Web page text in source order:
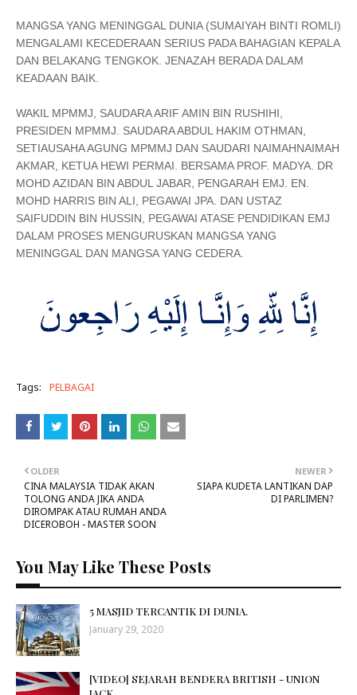
MANGSA YANG MENINGGAL DUNIA (SUMAIYAH BINTI ROMLI)
MENGALAMI KECEDERAAN SERIUS PADA BAHAGIAN KEPALA
DAN BELAKANG TENGKOK. JENAZAH BERADA DALAM
KEADAAN BAIK.
WAKIL MPMMJ, SAUDARA ARIF AMIN BIN RUSHIHI,
PRESIDEN MPMMJ. SAUDARA ABDUL HAKIM OTHMAN,
SETIAUSAHA AGUNG MPMMJ DAN SAUDARI NAIMAHNAIMAH
AKMAR, KETUA HEWI PERMAI. BERSAMA PROF. MADYA. DR
MOHD AZIDAN BIN ABDUL JABAR, PENGARAH EMJ. EN.
MOHD HARRIS BIN ALI, PEGAWAI JPA. DAN USTAZ
SAIFUDDIN BIN HUSSIN, PEGAWAI ATASE PENDIDIKAN EMJ
DALAM PROSES MENGURUSKAN MANGSA YANG
MENINGGAL DAN MANGSA YANG CEDERA.
Tags: PELBAGAI
NEWER
SIAPA KUDETA LANTIKAN DAP
DI PARLIMEN?
OLDER
CINA MALAYSIA TIDAK AKAN
TOLONG ANDA JIKA ANDA
DIROMPAK ATAU RUMAH ANDA
DICEROBOH - MASTER SOON
You May Like These Posts
5 MASJID TERCANTIK DI DUNIA.
January 29, 2020
[VIDEO] SEJARAH BENDERA BRITISH - UNION